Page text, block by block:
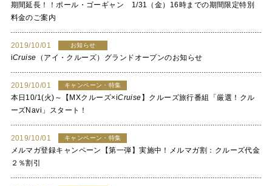
期間延長！！ポール・ゴーギャン 1/31（金）16時までの期間限定特別
料金のご案内
2019/10/01 お知らせ
iCruise （アイ・クルーズ）グランドオープンのお知らせ
2019/10/01 キャンペーン・特集
本日10/1(火)～【MXクルーズ×iCruise 】クルーズ旅行番組「厳選！クル
ーズNavi」スタート！
2019/10/01 キャンペーン・特集
メルマガ登録キャンペーン【第一弾】実施中！メルマガ割：クルーズ代金
２％割引